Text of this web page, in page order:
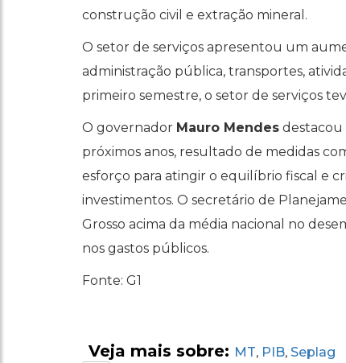
construção civil e extração mineral.
O setor de serviços apresentou um
administração pública, transportes,
primeiro semestre, o setor de serviços
O governador Mauro Mendes destacou
próximos anos, resultado de medidas
esforço para atingir o equilíbrio fiscal e
investimentos. O secretário de
Grosso acima da média nacional no
nos gastos públicos.
Fonte: G1
Veja mais sobre: MT, PIB, Seplag